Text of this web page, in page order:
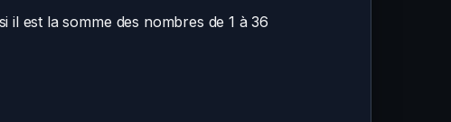
est la somme des nombres de 1 à 36